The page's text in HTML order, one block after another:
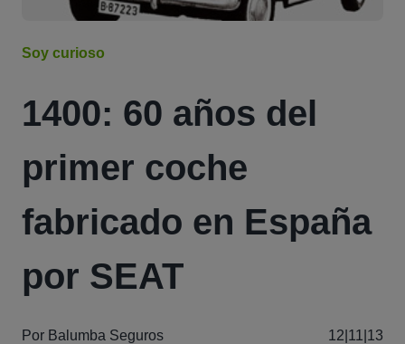
Soy curioso
1400: 60 años del
primer coche
fabricado en España
por SEAT
Por Balumba Seguros 12|11|13